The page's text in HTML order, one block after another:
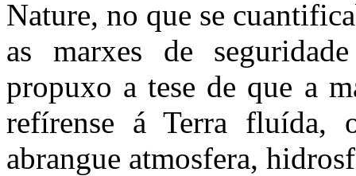
Nature, no que se
as marxes de
propuxo a tese de que a
refírense á Terra fluída,
abrangue atmosfera,